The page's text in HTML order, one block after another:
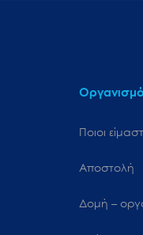
Ποιοι
Αποστολή
Δομή –